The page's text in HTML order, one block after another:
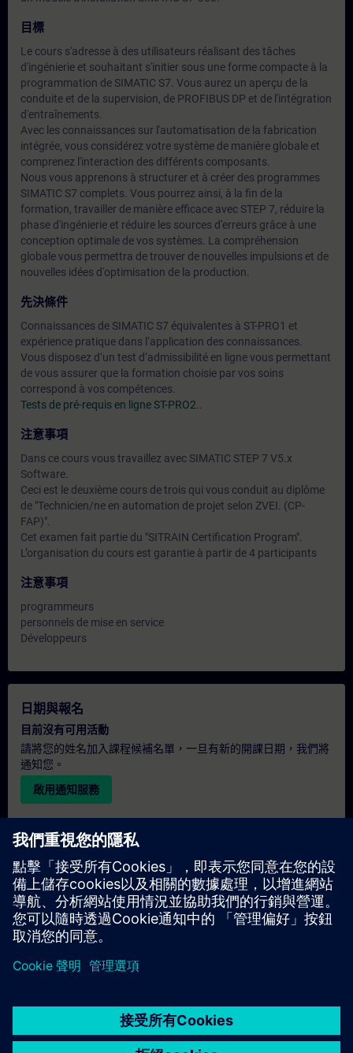
目標
Le cours s'adresse à des utilisateurs réalisant des tâches
d'ingénierie et souhaitant s'initier sous une forme compacte à la
programmation de SIMATIC S7. Vous aurez un aperçu de la
conduite et de la supervision, de PROFIBUS DP et de l'intégration
d'entraînements.
Avec les connaissances sur l'automatisation de la fabrication
intégrée, vous considérez votre système de manière globale et
comprenez l'interaction des différents composants.
Nous vous apprenons à structurer et à créer des programmes
SIMATIC S7 complets. Vous pourrez ainsi, à la fin de la
formation, travailler de manière efficace avec STEP 7, réduire la
phase d'ingénierie et réduire les sources d'erreurs grâce à une
conception optimale de vos systèmes. La compréhension
globale vous permettra de trouver de nouvelles impulsions et de
nouvelles idées d'optimisation de la production.
先決條件
Connaissances de SIMATIC S7 équivalentes à ST-PRO1 et
expérience pratique dans l‘application des connaissances.
Vous disposez d‘un test d‘admissibilité en ligne vous permettant
de vous assurer que la formation choisie par vos soins
correspond à vos compétences.
Tests de pré-requis en ligne ST-PRO2
注意事項
Dans ce cours vous travaillez avec SIMATIC STEP 7 V5.x
Software.
Ceci est le deuxième cours de trois qui vous conduit au diplôme
de "Technicien/ne en automation de projet selon ZVEI. (CP-
FAP)".
Cet examen fait partie du "SITRAIN Certification Program".
L’organisation du cours est garantie à partir de 4 participants
注意事項
programmeurs
personnels de mise en service
Développeurs
日期與報名
目前沒有可用活動
請將您的姓名加入課程候補名單，一旦有新的開課日期，我們將
通知您。
啟用通知服務
個人化報價
若您需要此培訓課程的標準報價單（例如供採購部門使用），請
點擊下方連結。您需先提供一些個人資料，之後我們將透過電子
郵件寄送報價單給您。
提供報價